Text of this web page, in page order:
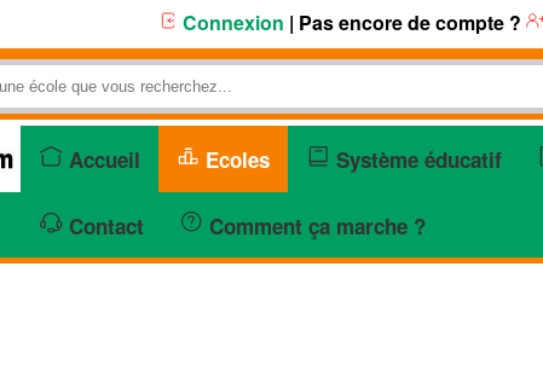
Connexion | Pas encore de compte ?
Accueil Ecoles Système éducatif
Contact Comment ça marche ?